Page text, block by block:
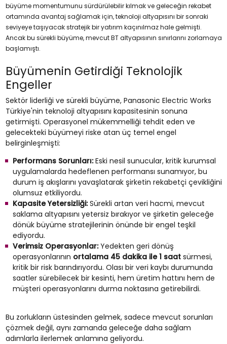
büyüme momentumunu sürdürülebilir kılmak ve geleceğin rekabet
ortamında avantaj sağlamak için, teknoloji altyapısını bir sonraki
seviyeye taşıyacak stratejik bir yatırım kaçınılmaz hale gelmişti.
Ancak bu sürekli büyüme, mevcut BT altyapısının sınırlarını zorlamaya
başlamıştı.
Büyümenin Getirdiği Teknolojik
Engeller
Sektör liderliği ve sürekli büyüme, Panasonic Electric Works
Türkiye'nin teknoloji altyapısını kapasitesinin sonuna
getirmişti. Operasyonel mükemmelliği tehdit eden ve
gelecekteki büyümeyi riske atan üç temel engel
belirginleşmişti:
Performans Sorunları:Eski nesil sunucular, kritik kurumsal
uygulamalarda hedeflenen performansı sunamıyor, bu
durum iş akışlarını yavaşlatarak şirketin rekabetçi çevikliğini
olumsuz etkiliyordu.
Kapasite Yetersizliği:Sürekli artan veri hacmi, mevcut
saklama altyapısını yetersiz bırakıyor ve şirketin geleceğe
dönük büyüme stratejilerinin önünde bir engel teşkil
ediyordu.
Verimsiz Operasyonlar:Yedekten geri dönüş
operasyonlarının ortalama 45 dakika ile 1 saatsürmesi,
kritik bir risk barındırıyordu. Olası bir veri kaybı durumunda
saatler sürebilecek bir kesinti, hem üretim hattını hem de
müşteri operasyonlarını durma noktasına getirebilirdi.
Bu zorlukların üstesinden gelmek, sadece mevcut sorunları
çözmek değil, aynı zamanda geleceğe daha sağlam
adımlarla ilerlemek anlamına geliyordu.